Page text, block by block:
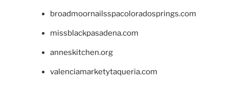
broadmoornailsspacoloradosprings.com
missblackpasadena.com
anneskitchen.org
valenciamarketytaqueria.com